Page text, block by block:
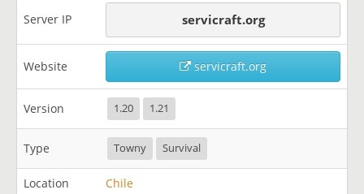
Server IP servicraft.org
Website servicraft.org
Version 1.20 1.21
Type Towny Survival
Location Chile